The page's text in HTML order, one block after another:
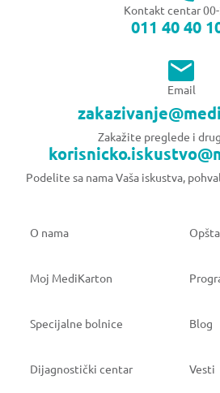
Kontakt centar
011 40 40
Email
Zakažite preglede i
Podelite sa nama Vaša iskustva,
O nama
Moj MediKarton
Specijalne bolnice Blog
Dijagnostički centar Vesti